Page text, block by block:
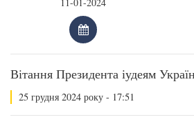
Вітання Президента іудеям
25 грудня 2024 року - 17:51